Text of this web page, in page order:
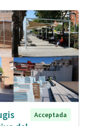
Acceptada